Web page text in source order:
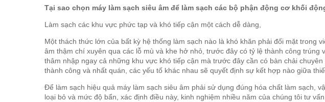
Tại sao chọn máy làm sạch siêu âm để làm sạch các bộ phận động cơ khối
Làm sạch các khu vực phức tạp và khó tiếp cận một cách dễ dàng,
Một thách thức lớn của bất kỳ hệ thống làm sạch nào là khó khăn phải đối mặt trong
âm thậm chí xuyên qua các lỗ mù và khe hở nhỏ, trước đây có tỷ lệ thành công
thâm nhập ngay cả những khu vực khó tiếp cận mà trước đây cần có bàn chải
thành công và nhất quán, các yếu tố khác nhau sẽ quyết định sự kết hợp nào giữa
Để làm sạch hiệu quả máy làm sạch siêu âm phải sử dụng đúng hóa chất làm sạch,
loại bỏ và mức độ bẩn, xác định điều này, kinh nghiệm nhiều năm của chúng tôi tư